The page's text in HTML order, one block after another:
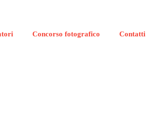
Concorso fotografico Contatti